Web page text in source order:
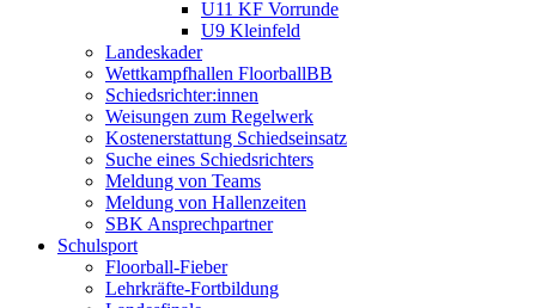
U11 KF Vorrunde
U9 Kleinfeld
Landeskader
Wettkampfhallen FloorballBB
Schiedsrichter:innen
Weisungen zum Regelwerk
Kostenerstattung Schiedseinsatz
Suche eines Schiedsrichters
Meldung von Teams
Meldung von Hallenzeiten
SBK Ansprechpartner
Schulsport
Floorball-Fieber
Lehrkräfte-Fortbildung